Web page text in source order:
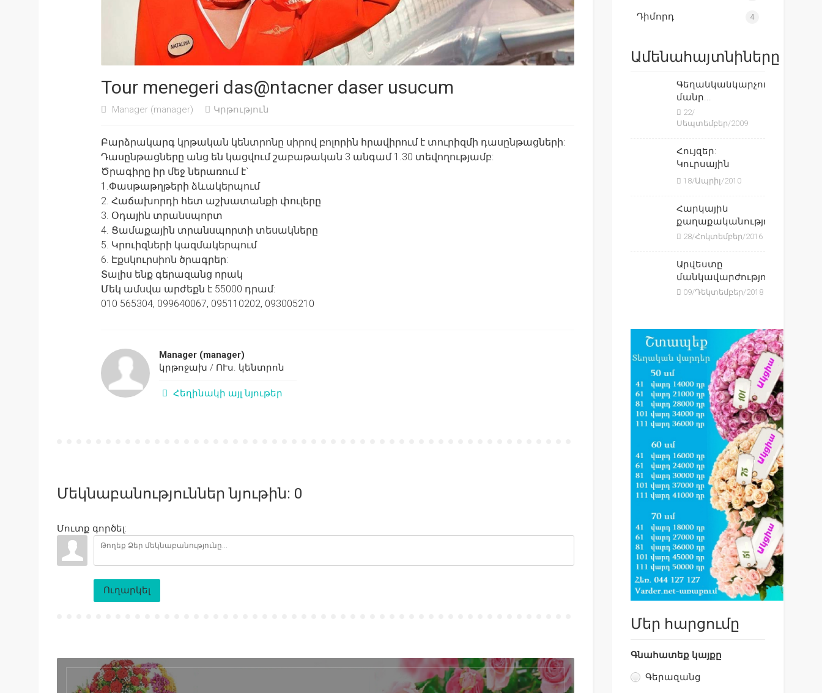
Tour menegeri das@ntacner daser usucum
Manager(manager) Կրթություն
Բարձրակարգ կրթական կենտրոնը սիրով բոլորին հրավիրում է տուրիզմի դասընթացների:
Դասընթացները անց են կացվում շաբաթական 3 անգամ 1.30 տեվողությամբ:
Ծրագիրը իր մեջ ներառում է`
1.Փասթաթղթերի ձևակերպում
2. Հաճախորդի հետ աշխատանքի փուլերը
3. Օդային տրանսպորտ
4. Ցամաքային տրանսպորտի տեսակները
5. Կրուիզների կազմակերպում
6. Էքսկուրսիոն ծրագրեր:
Տալիս ենք գերազանց որակ
Մեկ ամսվա արժեքն է 55000 դրամ:
010 565304, 099640067, 095110202, 093005210
Manager(manager)
կրթոջախ / ՈՒս. կենտրոն
Հեղինակի այլ նյութեր
Մեկնաբանություններ նյութին: 0
Մուտք գործել:
Ուղարկել
Դիմորդ 4
Ամենահայտնիները
Գեղանկանկարչություն,
մանր...
22/
Սեպտեմբեր/2009
Հույզեր:
Կուրսային
աշխատա...
18/Ապրիլ/2010
Հարկային
քաղաքականություն...
28/Հոկտեմբեր/2016
Արվեստը
մանկավարժությունո...
09/Դեկտեմբեր/2018
Մեր հարցումը
Գնահատեք կայքը
Գերազանց